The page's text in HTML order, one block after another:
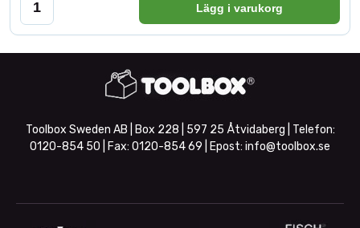
Lägg i varukorg
Toolbox Sweden AB | Box 228 | 597 25 Åtvidaberg | Telefon:
0120-854 50 | Fax: 0120-854 69 | Epost: info@toolbox.se